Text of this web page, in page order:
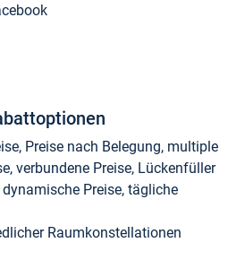
Preise nach Belegung, multiple
verbundene Preise, Lückenfüller
Preise, tägliche
Raumkonstellationen